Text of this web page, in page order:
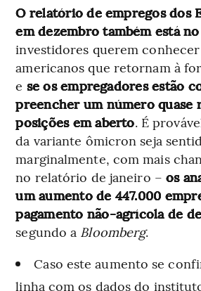
O relatório de empregos dos
em dezembro também está
investidores querem
americanos que retornam à
e se os empregadores estão
preencher um número quase
posições em aberto. É
da variante ômicron seja
marginalmente, com mais
no relatório de janeiro – os
um aumento de 447.000
pagamento não-agrícola de
segundo a Bloomberg.
Caso este aumento se
linha com os dados do